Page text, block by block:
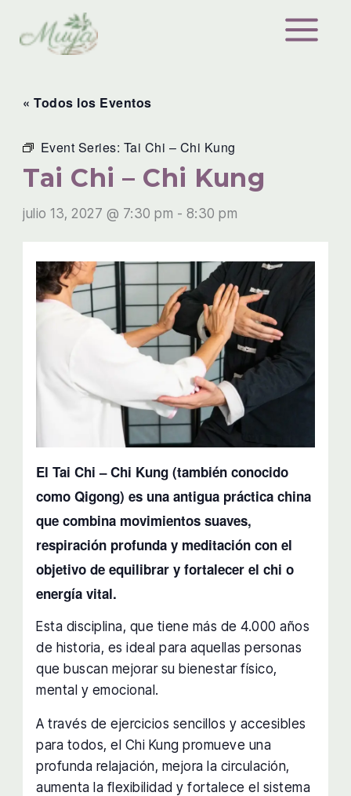
contenido
« Todos los Eventos
Event Series: Tai Chi – Chi Kung
Tai Chi – Chi Kung
julio 13, 2027 @ 7:30 pm - 8:30 pm
El Tai Chi – Chi Kung (también conocido
como Qigong) es una antigua práctica china
que combina movimientos suaves,
respiración profunda y meditación con el
objetivo de equilibrar y fortalecer el chi o
energía vital.
Esta disciplina, que tiene más de 4.000 años
de historia, es ideal para aquellas personas
que buscan mejorar su bienestar físico,
mental y emocional.
A través de ejercicios sencillos y accesibles
para todos, el Chi Kung promueve una
profunda relajación, mejora la circulación,
aumenta la flexibilidad y fortalece el sistema